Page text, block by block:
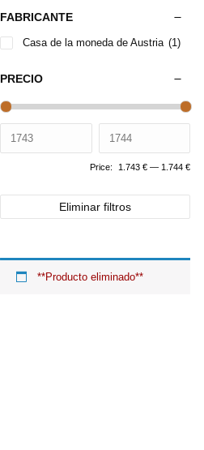
FABRICANTE
Casa de la moneda de Austria (1)
PRECIO
Price: 1.743 € — 1.744 €
Eliminar filtros
**Producto eliminado**